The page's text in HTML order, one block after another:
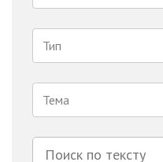
Тип
Тема